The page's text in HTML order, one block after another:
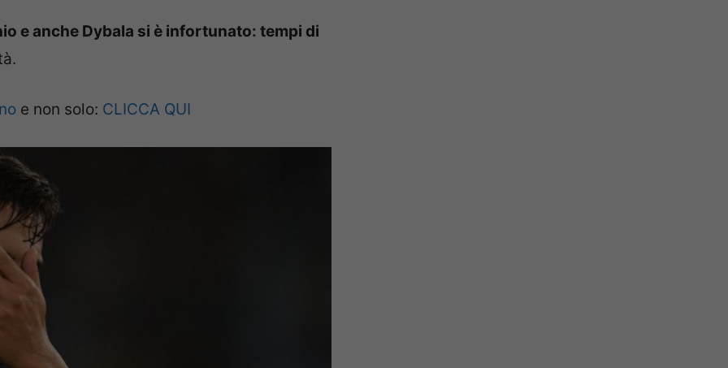
e anche Dybala si è infortunato: tempi di
e non solo: CLICCA QUI